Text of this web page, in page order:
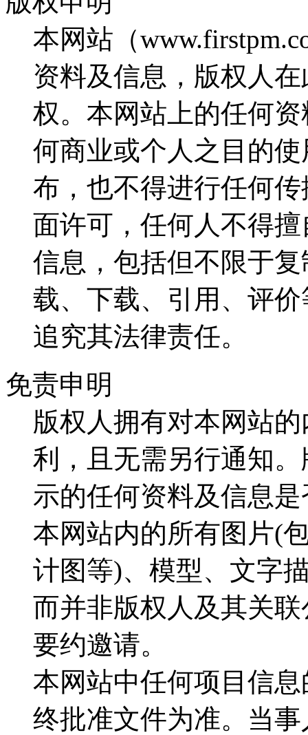
本网站（
资料及信息，版权人
权。本网站上的任何
何商业或个人之目的
布，也不得进行任何
面许可，任何人不得
信息，包括但不限于
载、下载、引用、评
追究其法律责任。
免责申明
版权人拥有对本网站
利，且无需另行通知
示的任何资料及信息
本网站内的所有图片(
计图等)、模型、文字
而并非版权人及其关
要约邀请。
本网站中任何项目信
终批准文件为准。当